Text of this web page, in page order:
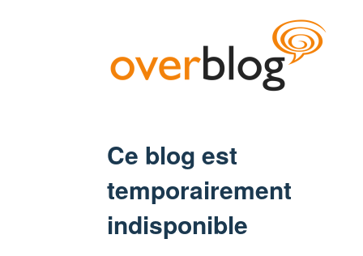
Ce blog est
temporairement
indisponible